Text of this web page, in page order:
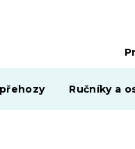
Ručníky a